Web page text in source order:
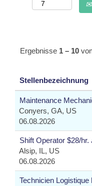
Ergebnisse 1 – 10
Stellenbezeichnung
Maintenance
Conyers, GA, US
06.08.2026
Shift Operator $28/hr.
Alsip, IL, US
06.08.2026
Technicien Logistique